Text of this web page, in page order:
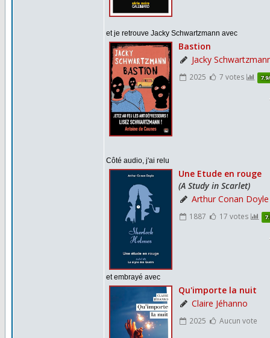
et je retrouve Jacky Schwartzmann avec
Côté audio, j'ai relu
et embrayé avec